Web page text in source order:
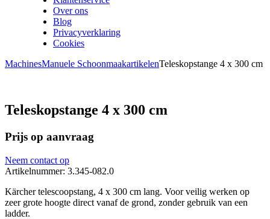
Over ons
Blog
Privacyverklaring
Cookies
MachinesManuele SchoonmaakartikelenTeleskopstange 4 x 300 cm
Teleskopstange 4 x 300 cm
Prijs op aanvraag
Neem contact op
Artikelnummer: 3.345-082.0
Kärcher telescoopstang, 4 x 300 cm lang. Voor veilig werken op
zeer grote hoogte direct vanaf de grond, zonder gebruik van een
ladder.